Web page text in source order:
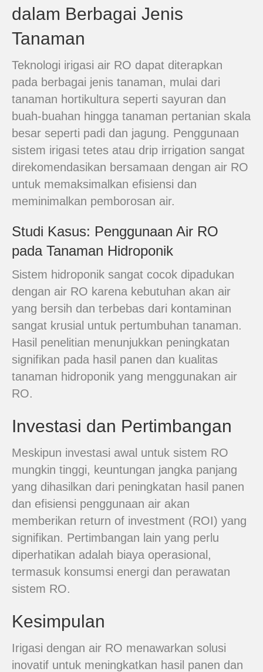
dalam Berbagai Jenis
Tanaman
Teknologi irigasi air RO dapat diterapkan
pada berbagai jenis tanaman, mulai dari
tanaman hortikultura seperti sayuran dan
buah-buahan hingga tanaman pertanian skala
besar seperti padi dan jagung. Penggunaan
sistem irigasi tetes atau drip irrigation sangat
direkomendasikan bersamaan dengan air RO
untuk memaksimalkan efisiensi dan
meminimalkan pemborosan air.
Studi Kasus: Penggunaan Air RO
pada Tanaman Hidroponik
Sistem hidroponik sangat cocok dipadukan
dengan air RO karena kebutuhan akan air
yang bersih dan terbebas dari kontaminan
sangat krusial untuk pertumbuhan tanaman.
Hasil penelitian menunjukkan peningkatan
signifikan pada hasil panen dan kualitas
tanaman hidroponik yang menggunakan air
RO.
Investasi dan Pertimbangan
Meskipun investasi awal untuk sistem RO
mungkin tinggi, keuntungan jangka panjang
yang dihasilkan dari peningkatan hasil panen
dan efisiensi penggunaan air akan
memberikan return of investment (ROI) yang
signifikan. Pertimbangan lain yang perlu
diperhatikan adalah biaya operasional,
termasuk konsumsi energi dan perawatan
sistem RO.
Kesimpulan
Irigasi dengan air RO menawarkan solusi
inovatif untuk meningkatkan hasil panen dan